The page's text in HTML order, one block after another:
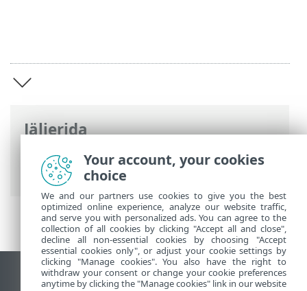
Jäljerida
ESET Elutsükli lõpp>Koduse & väikese
kontori elutsüklipoliitika
>
Vaata tavaarvutile mõeldud veebilehte
Your account, your cookies
choice
We and our partners use cookies to give you the best
optimized online experience, analyze our website traffic,
and serve you with personalized ads. You can agree to the
collection of all cookies by clicking "Accept all and close",
decline all non-essential cookies by choosing "Accept
essential cookies only", or adjust your cookie settings by
clicking "Manage cookies". You also have the right to
withdraw your consent or change your cookie preferences
anytime by clicking the "Manage cookies" link in our website